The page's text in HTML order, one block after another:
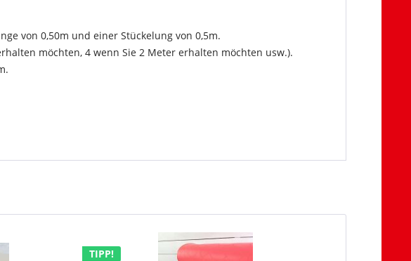
von 0,50m und einer Stückelung von 0,5m.
möchten, 4 wenn Sie 2 Meter erhalten möchten usw.).
TIPP!